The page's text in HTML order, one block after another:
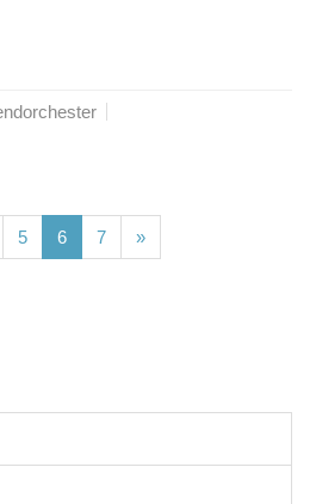
5(current)
6(current)
7(current)
»